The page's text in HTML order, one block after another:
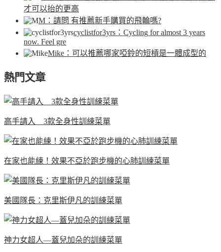
才可以抬的更高
M ：請問 有推薦新手購買的飛輪嗎?
cyclistfor3yrs ：Cycling for almost 3 years
now. Feel gre
Mike ：可以推薦哪家啞鈴的短槓是一體成型的
熱門文章
高手請入 3款全身性訓練菜單
在家也能練！效果不亞於跑步機的心肺訓練菜單
美國隊長：克里斯伊凡的訓練菜單
神力女超人—蓋兒加朵的訓練菜單